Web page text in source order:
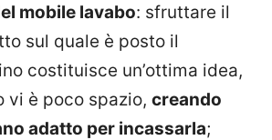
mobile lavabo: sfruttare il
sul quale è posto il
costituisce un’ottima idea,
vi è poco spazio, creando
adatto per incassarla;